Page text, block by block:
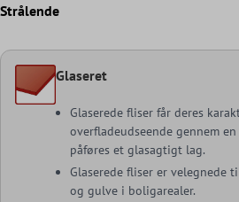
Strålende
Glaseret
Glaserede fliser får deres
overfladeudseende gennem
påføres et glasagtigt lag.
Glaserede fliser er velegnede
og gulve i boligarealer.